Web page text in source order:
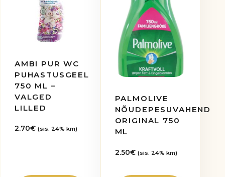
AMBI PUR WC
PUHASTUSGEEL
750 ML –
VALGED
LILLED
2.70€ (sis. 24% km)
PALMOLIVE
NÕUDEPESUVAHEND
ORIGINAL 750
ML
2.50€ (sis. 24% km)